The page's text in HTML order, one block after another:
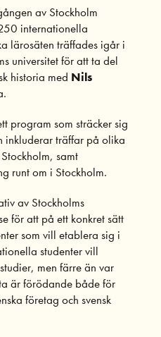
av Stockholm
internationella
lärosäten träffades igår i
universitet för att ta del
historia med Nils
program som sträcker sig
inkluderar träffar på olika
samt
runt om i Stockholm.
av Stockholms
för att på ett konkret sätt
som vill etablera sig i
studenter vill
men färre än var
är förödande både för
företag och svensk